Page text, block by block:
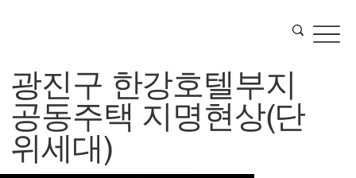
광진구 한강호텔부지
공동주택 지명현상(단
위세대)